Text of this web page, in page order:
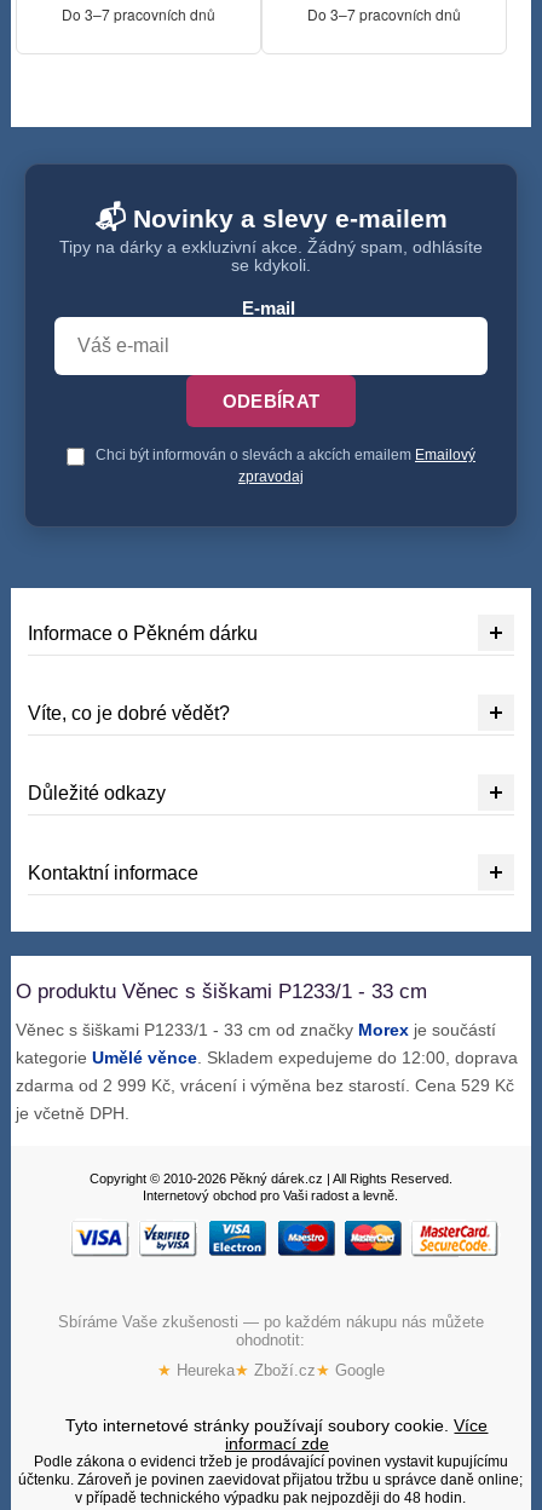
Do 3–7 pracovních dnů Do 3–7 pracovních dnů
📬 Novinky a slevy e-mailem
Tipy na dárky a exkluzivní akce. Žádný spam, odhlásíte
se kdykoli.
E-mail
ODEBÍRAT
Chci být informován o slevách a akcích emailem Emailový
zpravodaj
Informace o Pěkném dárku
Víte, co je dobré vědět?
Důležité odkazy
Kontaktní informace
O produktu Věnec s šiškami P1233/1 - 33 cm
Věnec s šiškami P1233/1 - 33 cm od značky Morex je součástí
kategorieUmělé věnce . Skladem expedujeme do 12:00, doprava
zdarma od 2 999 Kč, vrácení i výměna bez starostí. Cena 529 Kč
je včetně DPH.
Copyright © 2010-2026 Pěkný dárek.cz | All Rights Reserved.
Internetový obchod pro Vaši radost a levně.
Sbíráme Vaše zkušenosti — po každém nákupu nás můžete
ohodnotit:
★ Heureka★ Zboží.cz★ Google
Tyto internetové stránky používají soubory cookie.Více
informací zde
Podle zákona o evidenci tržeb je prodávající povinen vystavit kupujícímu
účtenku. Zároveň je povinen zaevidovat přijatou tržbu u správce daně online;
v případě technického výpadku pak nejpozději do 48 hodin.